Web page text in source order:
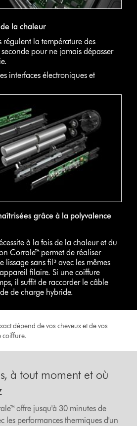
la chaleur
régulent la température des
pour ne jamais dépasser
interfaces électroniques et
grâce à la polyvalence
à la fois de la chaleur et du
Corrale™ permet de réaliser
lissage sans fil³ avec les mêmes
filaire. Si une coiffure
il suffit de raccorder le câble
de charge hybride.
dépend de vos cheveux et de vos
coiffure.
à tout moment et où
offre jusqu'à 30 minutes de
les performances thermiques d'un